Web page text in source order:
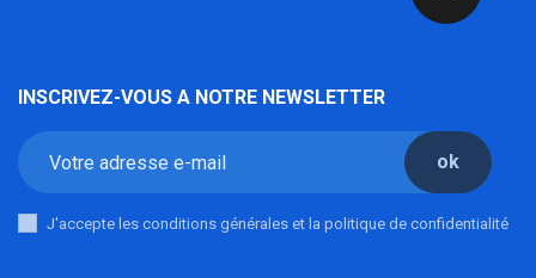
INSCRIVEZ-VOUS A NOTRE NEWSLETTER
ok
J'accepte les conditions générales et la politique de confidentialité